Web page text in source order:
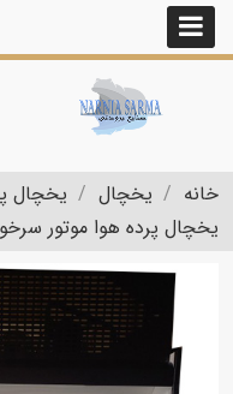
خانه
یخچال
یخچال
یخچال پرده هوا موتور